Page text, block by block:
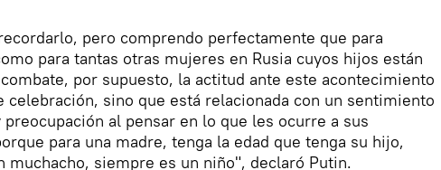
pero comprendo perfectamente que para
para tantas otras mujeres en Rusia cuyos hijos están
por supuesto, la actitud ante este acontecimiento
celebración, sino que está relacionada con un sentimiento
preocupación al pensar en lo que les ocurre a sus
para una madre, tenga la edad que tenga su hijo,
muchacho, siempre es un niño", declaró Putin.